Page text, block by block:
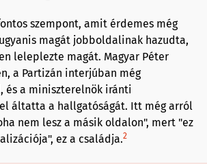
szempont, amit érdemes még
magát jobboldalinak hazudta,
leleplezte magát. Magyar Péter
a Partizán interjúban még
és a miniszterelnök iránti
áltatta a hallgatóságát. Itt még arról
nem lesz a másik oldalon", mert "ez
ez a családja.2